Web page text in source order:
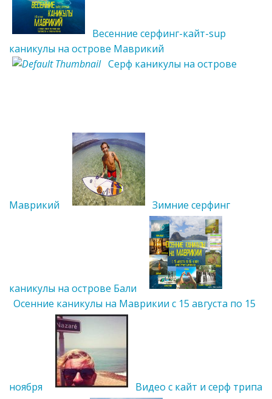
Весенние серфинг-кайт-sup
каникулы на острове Маврикий
Серф каникулы на острове
Маврикий Зимние серфинг
каникулы на острове Бали
Осенние каникулы на Маврикии с 15 августа по 15
ноября Видео с кайт и серф трипа